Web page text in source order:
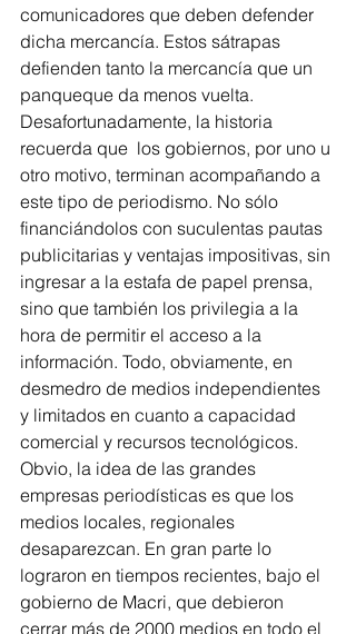
comunicadores que deben defender
dicha mercancía. Estos sátrapas
defienden tanto la mercancía que un
panqueque da menos vuelta.
Desafortunadamente, la historia
recuerda que  los gobiernos, por uno u
otro motivo, terminan acompañando a
este tipo de periodismo. No sólo
financiándolos con suculentas pautas
publicitarias y ventajas impositivas, sin
ingresar a la estafa de papel prensa,
sino que también los privilegia a la
hora de permitir el acceso a la
información. Todo, obviamente, en
desmedro de medios independientes
y limitados en cuanto a capacidad
comercial y recursos tecnológicos.
Obvio, la idea de las grandes
empresas periodísticas es que los
medios locales, regionales
desaparezcan. En gran parte lo
lograron en tiempos recientes, bajo el
gobierno de Macri, que debieron
cerrar más de 2000 medios en todo el